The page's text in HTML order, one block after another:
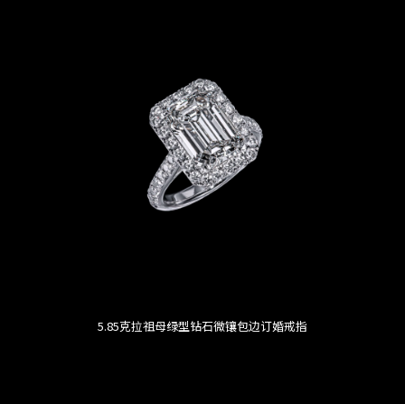
5.85克拉祖母绿型钻石微镶包边订婚戒指